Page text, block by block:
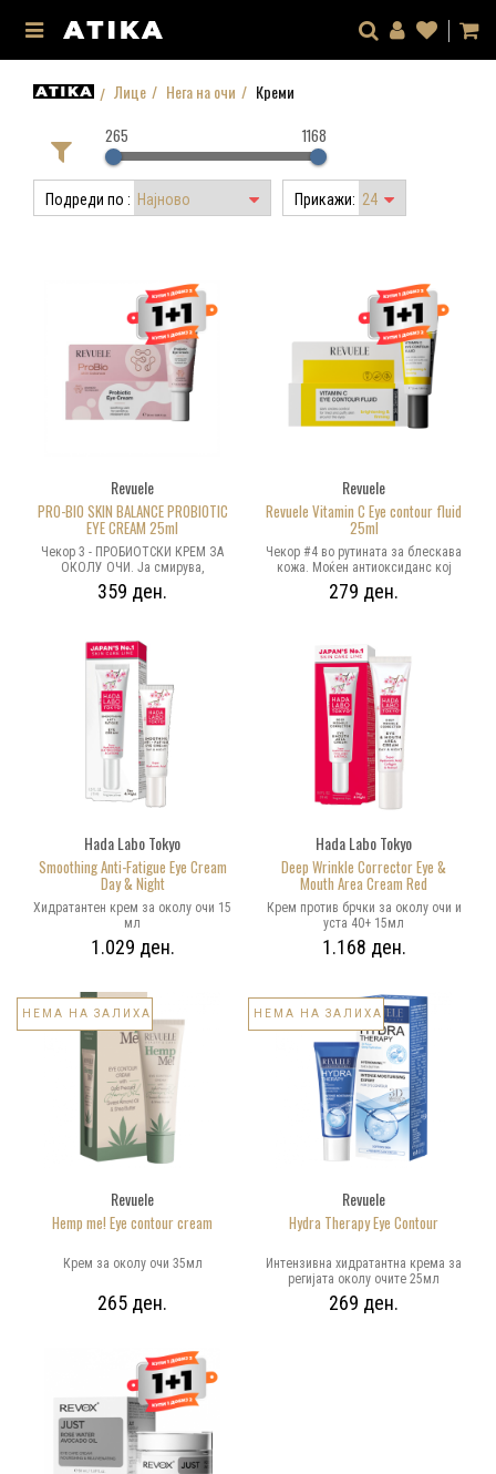
Лице Нега на очи Креми
265 1168
Подреди по : Прикажи:
Revuele
PRO-BIO SKIN BALANCE PROBIOTIC
EYE CREAM 25ml
Чекор 3 - ПРОБИОТСКИ КРЕМ ЗА
ОКОЛУ ОЧИ. Ја смирува,
заштитува и навлажнува,
чувствителната и нетолерантна
помага брзо да се смири нежната
кожата околу очите. Елиминира
чувство на пецкање, сувост и
повремено црвенило. Probio
технологијата работи на поправка
на функцијата на бариерата и на
зачувување на природниот
микробиом на кожата.
359 ден.
Revuele
Revuele Vitamin C Eye contour fluid
25ml
Чекор #4 во рутината за блескава
кожа. Моќен антиоксиданс кој
интензивно делува на нежната
регија околу очите: ја подобрува
фини линии. Големото количество
на стабилизиран витамин Ц
помага да се намалат темните
кругови околу очите и знаците на
замор. Редовната употреба ќе
овозможи брзо и видливо
подобрување на состојбата на
нежната кожа околу очите -
подмладена кожа со блескав сјај.
Одговара на сите типови кожи, но
особено на оние кои се склони
279 ден.
Hada Labo Tokyo
Smoothing Anti-Fatigue Eye Cream
Day & Night
Хидратантен крем за околу очи 15
мл
1.029 ден.
Hada Labo Tokyo
Deep Wrinkle Corrector Eye &
Mouth Area Cream Red
Крем против брчки за околу очи и
уста 40+ 15мл
1.168 ден.
НЕМА НА ЗАЛИХА
Revuele
Hemp me! Eye contour cream
Крем за околу очи 35мл
265 ден.
НЕМА НА ЗАЛИХА
Revuele
Hydra Therapy Eye Contour
Интензивна хидратантна крема за
регијата околу очите 25мл
269 ден.